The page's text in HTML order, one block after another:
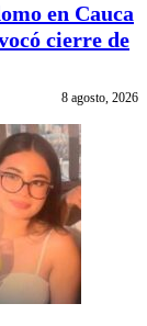
en Cauca
cierre de
8 agosto, 2026